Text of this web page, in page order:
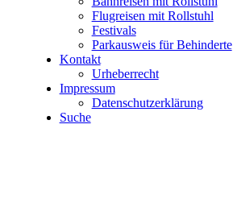
Flugreisen mit Rollstuhl
Festivals
Parkausweis für Behinderte
Kontakt
Urheberrecht
Impressum
Datenschutzerklärung
Suche